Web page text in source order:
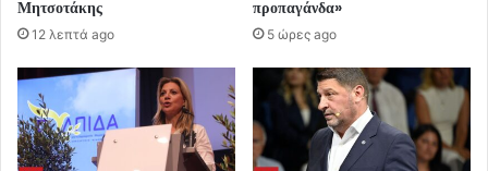
Μητσοτάκης
12 λεπτά ago
προπαγάνδα»
5 ώρες ago